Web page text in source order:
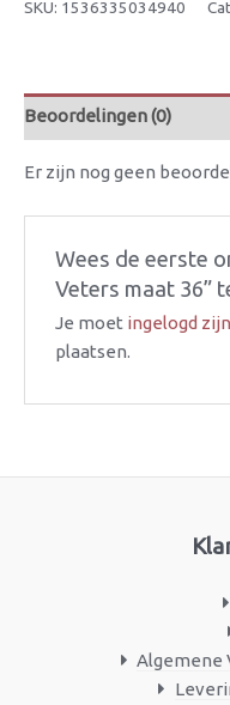
SKU: 1536335034940
Beoordelingen (0)
Er zijn nog geen
Wees de eerste
Veters maat 36”
Je moet ingelogd zijn
plaatsen.
Algemene